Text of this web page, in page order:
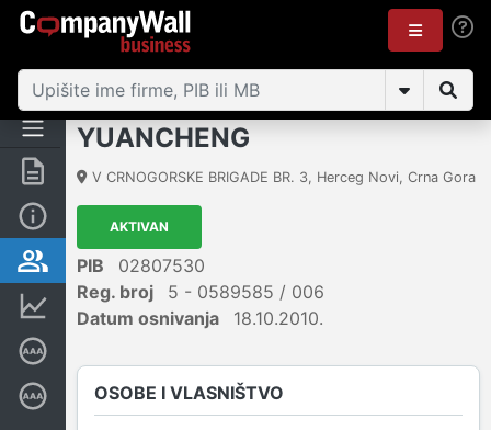
Sažetak
Osobe i vlasništvo
Finansijski podaci
Dubinska bonitetna ocjena
YUANCHENG
V CRNOGORSKE BRIGADE BR. 3, Herceg Novi, Crna Gora
AKTIVAN
PIB
02807530
Reg. broj
5 - 0589585 / 006
Datum osnivanja
18.10.2010.
OSOBE I VLASNIŠTVO